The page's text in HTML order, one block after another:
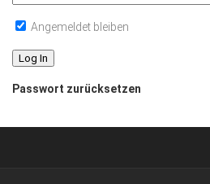
Angemeldet bleiben
Passwort zurücksetzen